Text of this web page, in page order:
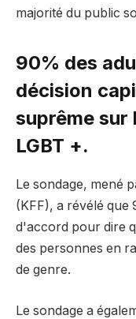
majorité du public
90% des
décision
suprême
LGBT +.
Le sondage, mené
(KFF), a révélé que
d'accord pour dire
des personnes en
de genre.
Le sondage a